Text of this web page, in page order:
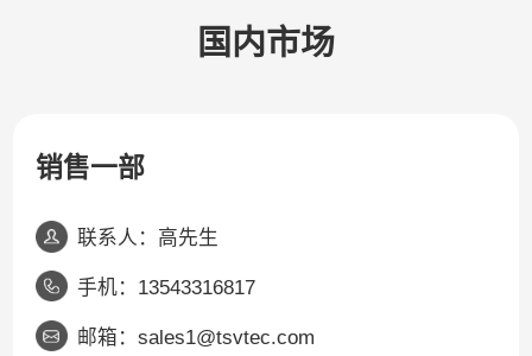
国内市场
销售一部
联系人：高先生
手机：13543316817
邮箱：sales1@tsvtec.com